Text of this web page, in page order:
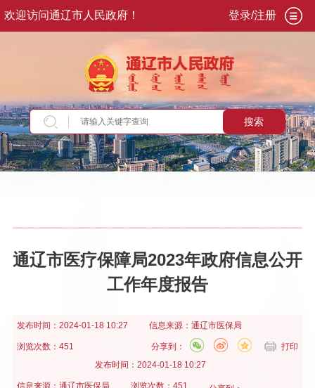
欢迎访问通辽市人民政府！ 登录/注册
搜索
当前位置：首页>政务公开>政府信息公开年报
通辽市医疗保障局2023年政府信息公开
工作年度报告
发布时间： 2024-01-18 10:27 信息来源： 通辽市医保局
浏览次数：451 打印
分享到：
发布时间： 2024-01-18 10:27
信息来源： 通辽市医保局 浏览次数：451